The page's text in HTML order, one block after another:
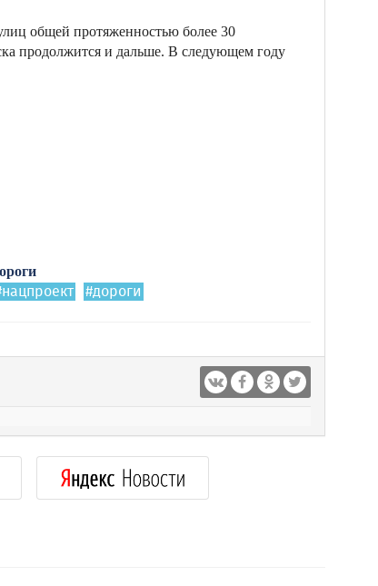
общей протяженностью более 30
продолжится и дальше. В следующем году
#дороги